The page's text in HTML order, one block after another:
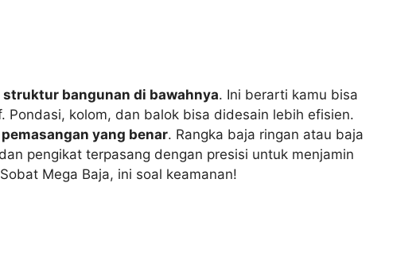
bangunan di bawahnya. Ini berarti kamu bisa
kolom, dan balok bisa didesain lebih efisien.
yang benar. Rangka baja ringan atau baja
pengikat terpasang dengan presisi untuk menjamin
Mega Baja, ini soal keamanan!